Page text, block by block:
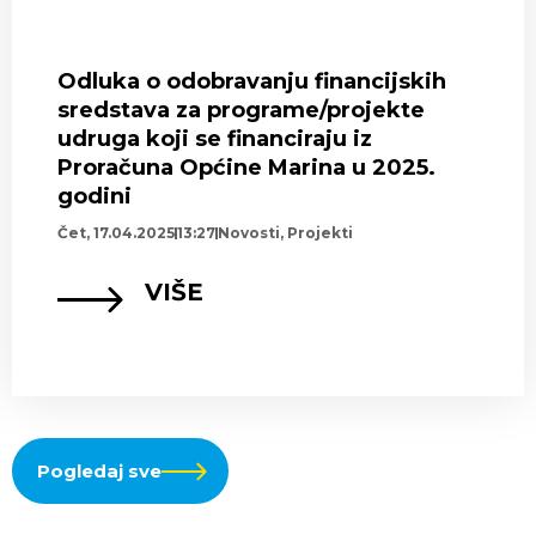
Odluka o odobravanju financijskih
sredstava za programe/projekte
udruga koji se financiraju iz
Proračuna Općine Marina u 2025.
godini
Čet, 17.04.202513:27 Novosti, Projekti
VIŠE
Pogledaj sve